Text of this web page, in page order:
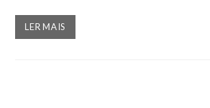
LER MAIS